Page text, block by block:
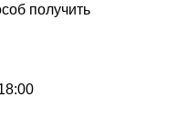
получить